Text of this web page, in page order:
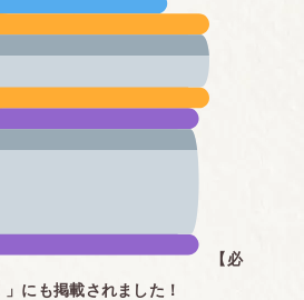
【必
にも掲載されました！